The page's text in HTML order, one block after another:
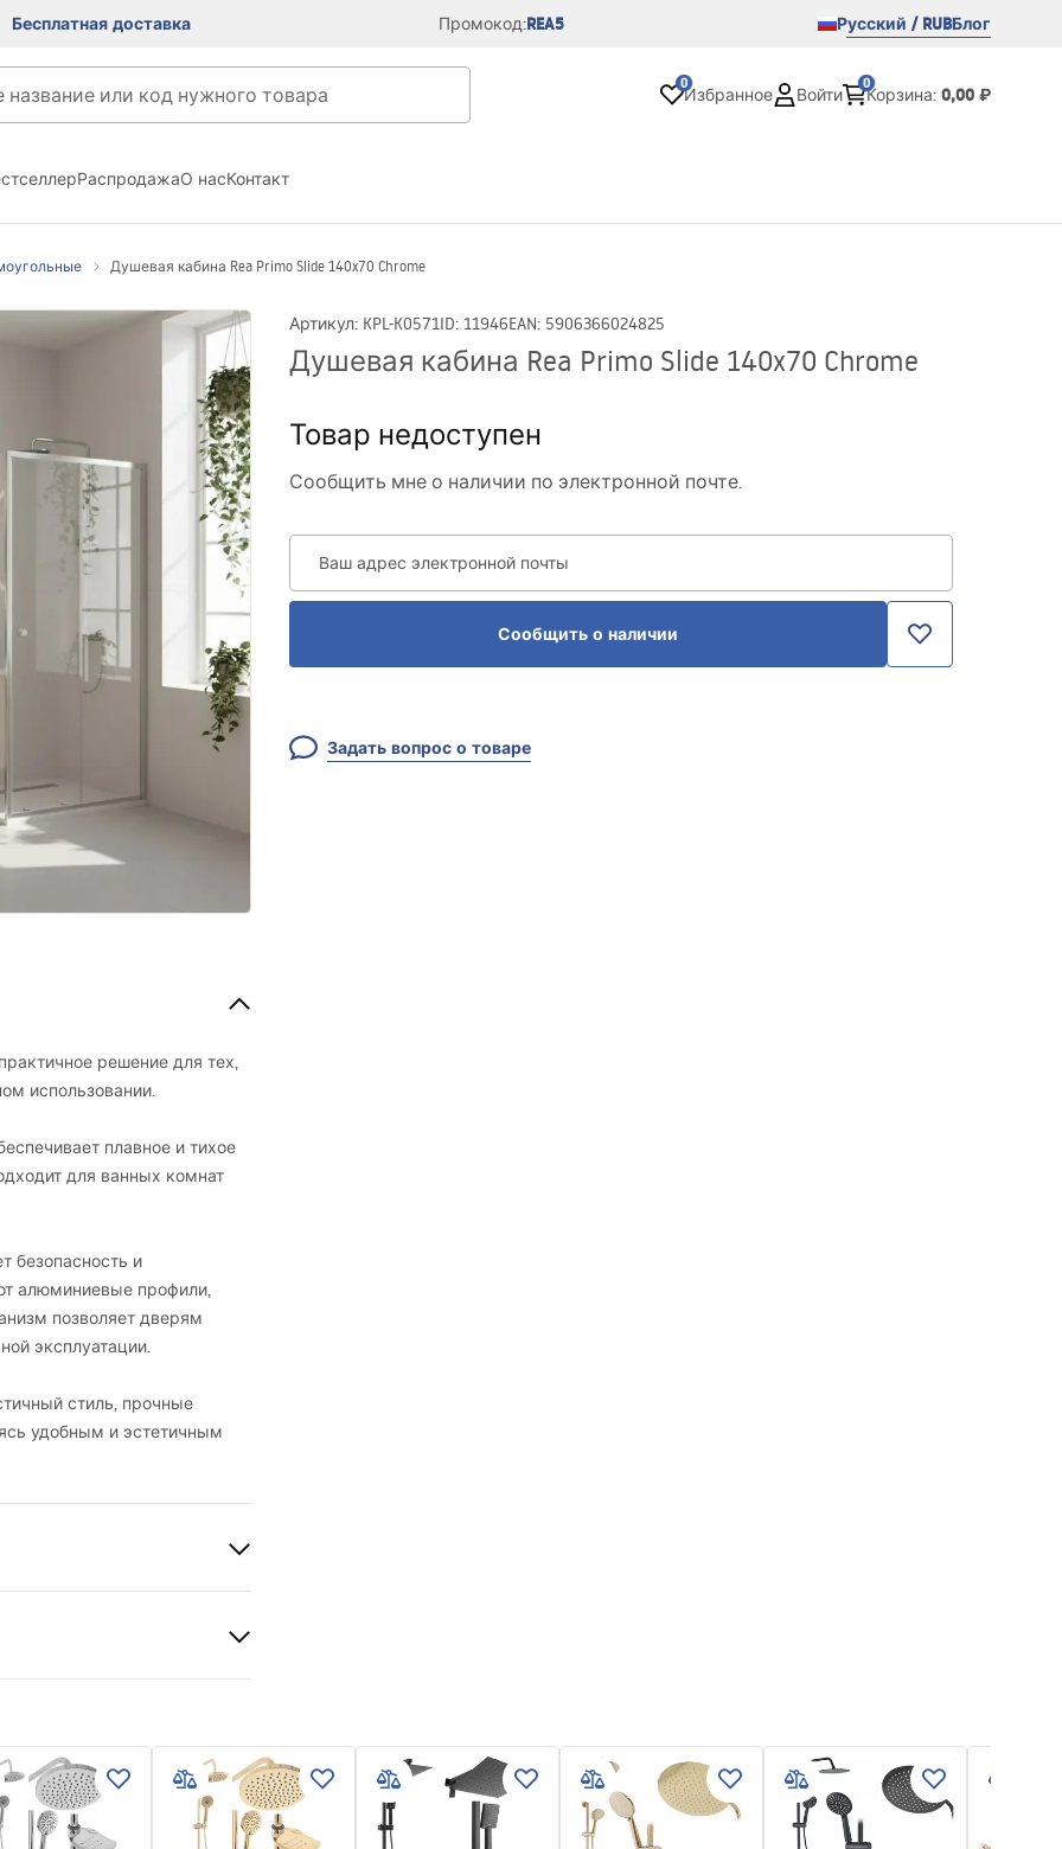
Бесплатная доставка Промокод:REA5 Русский / RUBБлог
0
Избранное Войти
0
Корзина: 0,00 ₽
РаспродажаО насКонтакт
Душевая кабина Rea Primo Slide 140x70 Chrome
Артикул: KPL-K0571ID: 11946EAN: 5906366024825
Душевая кабина Rea Primo Slide 140x70 Chrome
Товар недоступен
Сообщить мне о наличии по электронной почте.
Ваш адрес электронной почты
Сообщить о наличии
Задать вопрос о товаре
решение для тех,
использовании.
плавное и тихое
для ванных комнат
безопасность и
алюминиевые профили,
позволяет дверям
эксплуатации.
стиль, прочные
удобным и эстетичным
или полу
Primo Slide.pdf